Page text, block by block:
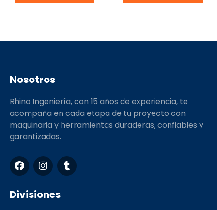
Nosotros
Rhino Ingeniería, con 15 años de experiencia, te
acompaña en cada etapa de tu proyecto con
maquinaria y herramientas duraderas, confiables y
garantizadas.
F
a
c
e
b
I
n
s
t
a
T
u
m
Divisiones